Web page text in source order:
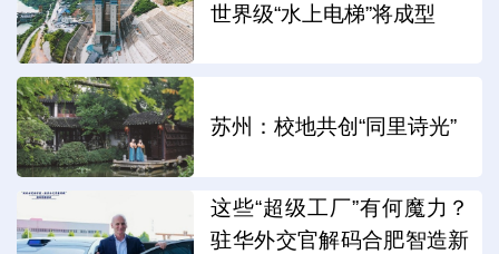
世界级“水上电梯”将成型
苏州：校地共创“同里诗光”
这些“超级工厂”有何魔力？
驻华外交官解码合肥智造新